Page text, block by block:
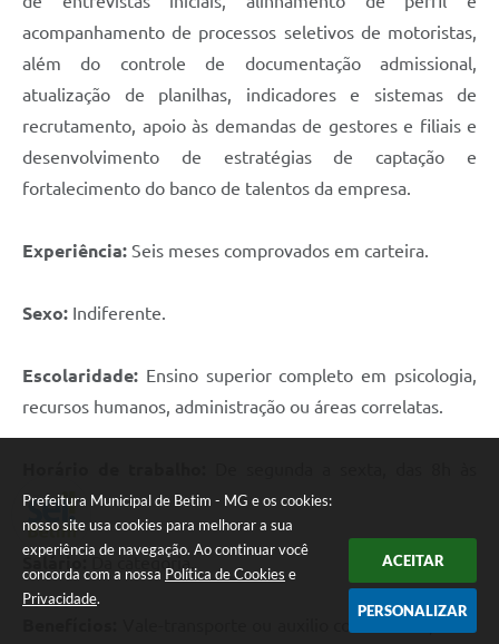
Prefeitura Municipal de Betim - MG e os cookies:
nosso site usa cookies para melhorar a sua
experiência de navegação. Ao continuar você
concorda com a nossa Política de Cookies e
Privacidade.
ACEITAR
PERSONALIZAR
acompanhamento de processos seletivos de motoristas,
além do controle de documentação admissional,
atualização de planilhas, indicadores e sistemas de
recrutamento, apoio às demandas de gestores e filiais e
desenvolvimento de estratégias de captação e
fortalecimento do banco de talentos da empresa.
Experiência: Seis meses comprovados em carteira.
Sexo: Indiferente.
Escolaridade: Ensino superior completo em psicologia,
recursos humanos, administração ou áreas correlatas.
17h48.
Salário: Da categoria.